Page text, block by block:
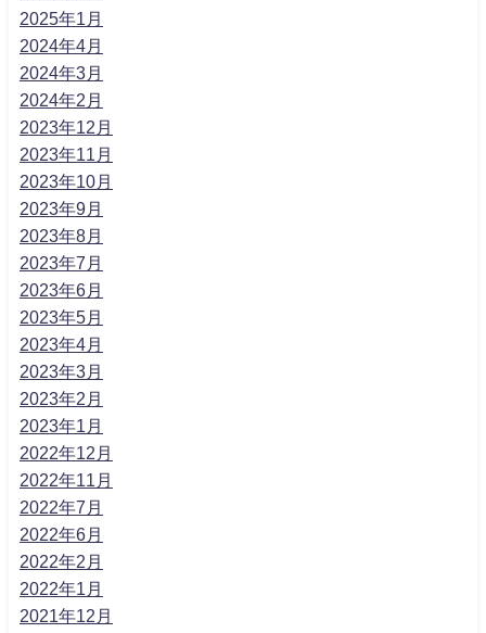
2025年1月
2024年4月
2024年3月
2024年2月
2023年12月
2023年11月
2023年10月
2023年9月
2023年8月
2023年7月
2023年6月
2023年5月
2023年4月
2023年3月
2023年2月
2023年1月
2022年12月
2022年11月
2022年7月
2022年6月
2022年2月
2022年1月
2021年12月